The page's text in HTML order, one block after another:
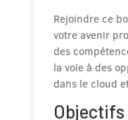
Rejoindre ce
votre avenir
des
la voie à des
dans le cloud